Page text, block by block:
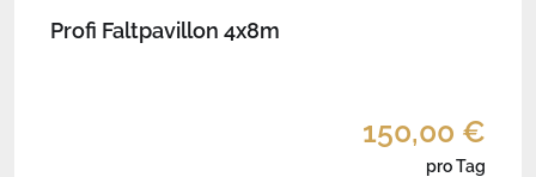
Profi Faltpavillon 4x8m
150,00 €
pro Tag